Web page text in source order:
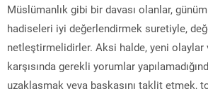
Müslümanlık gibi bir davası olanlar,
hadiseleri iyi değerlendirmek suretiyle,
netleştirmelidirler. Aksi halde, yeni olaylar
karşısında gerekli yorumlar
uzaklaşmak veya başkasını taklit etmek,